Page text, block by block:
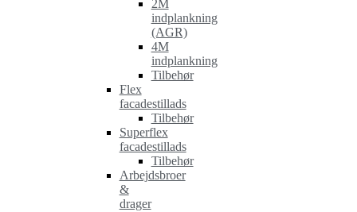
2M
indplankning
(AGR)
4M
indplankning
Tilbehør
Flex
facadestillads
Tilbehør
Superflex
facadestillads
Tilbehør
Arbejdsbroer
&
drager